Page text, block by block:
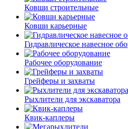
Ковши строительные
Ковши карьерные
Гидравлическое навесное
Рабочее оборудование
Грейферы и захваты
Рыхлители для экскаватора
Квик-каплеры